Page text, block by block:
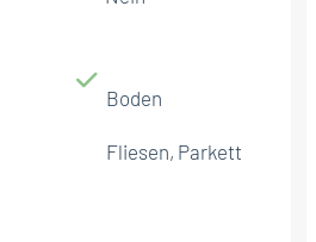
Boden
Fliesen, Parkett